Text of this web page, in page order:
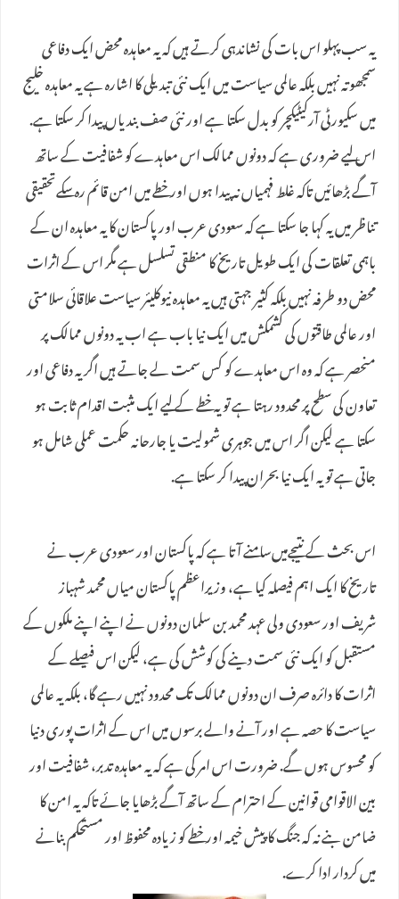
یہ سب پہلو اس بات کی نشاندہی کرتے ہیں کہ یہ معاہدہ محض ایک دفاعی
سمجھوتہ نہیں بلکہ عالمی سیاست میں ایک نئی تبدیلی کا اشارہ ہے یہ معاہدہ خلیج
میں سکیورٹی آرکیٹیکچر کو بدل سکتا ہے اور نئی صف بندیاں پیدا کر سکتا ہے.
اس لیے ضروری ہے کہ دونوں ممالک اس معاہدے کو شفافیت کے ساتھ
آگے بڑھائیں تاکہ غلط فہمیاں نہ پیدا ہوں اور خطے میں امن قائم رہ سکےتحقیقی
تناظر میں یہ کہا جا سکتا ہے کہ سعودی عرب اور پاکستان کا یہ معاہدہ ان کے
باہمی تعلقات کی ایک طویل تاریخ کا منطقی تسلسل ہے مگر اس کے اثرات
محض دو طرفہ نہیں بلکہ کثیر جہتی ہیں یہ معاہدہ نیوکلیئر سیاست علاقائی سلامتی
اور عالمی طاقتوں کی کشمکش میں ایک نیا باب ہے اب یہ دونوں ممالک پر
منحصر ہے کہ وہ اس معاہدے کو کس سمت لے جاتے ہیں اگر یہ دفاعی اور
تعاون کی سطح پر محدود رہتا ہے تو یہ خطے کے لیے ایک مثبت اقدام ثابت ہو
سکتا ہے لیکن اگر اس میں جوہری شمولیت یا جارحانہ حکمت عملی شامل ہو
جاتی ہے تو یہ ایک نیا بحران پیدا کر سکتا ہے.
اس بحث کے نتیجےمیں‌سامنے آتا ہے کہ پاکستان اور سعودی عرب نے
تاریخ کا ایک اہم فیصلہ کیا ہے، وزیراعظم پاکستان میاں محمد شہباز
شریف اور سعودی ولی عہد محمد بن سلمان دونوں نے اپنے اپنے ملکوں کے
مستقبل کو ایک نئی سمت دینے کی کوشش کی ہے، لیکن اس فیصلے کے
اثرات کا دائرہ صرف ان دونوں ممالک تک محدود نہیں رہے گا، بلکہ یہ عالمی
سیاست کا حصہ ہے اور آنے والے برسوں میں اس کے اثرات پوری دنیا
کو محسوس ہوں گے. ضرورت اس امر کی ہے کہ یہ معاہدہ تدبر، شفافیت اور
بین الاقوامی قوانین کے احترام کے ساتھ آگے بڑھایا جائے تاکہ یہ امن کا
ضامن بنے نہ کہ جنگ کا پیش خیمہ اور خطے کو زیادہ محفوظ اور مستحکم بنانے
میں کردار ادا کرے.